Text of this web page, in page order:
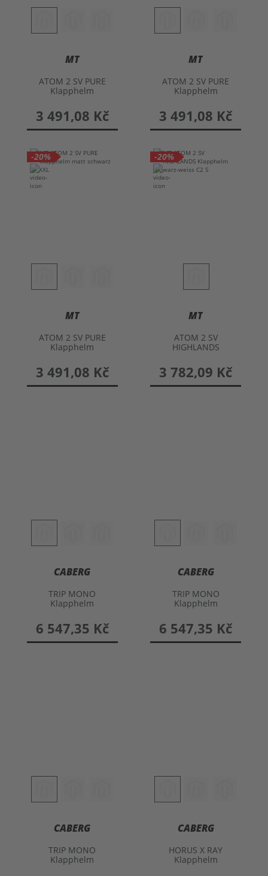
MT
ATOM 2 SV PURE
Klapphelm
3 491,08 Kč
MT
ATOM 2 SV PURE
Klapphelm
3 491,08 Kč
-20%
MT
ATOM 2 SV PURE
Klapphelm
3 491,08 Kč
-20%
MT
ATOM 2 SV
HIGHLANDS
3 782,09 Kč
CABERG
TRIP MONO
Klapphelm
6 547,35 Kč
CABERG
TRIP MONO
Klapphelm
6 547,35 Kč
CABERG
TRIP MONO
Klapphelm
CABERG
HORUS X RAY
Klapphelm